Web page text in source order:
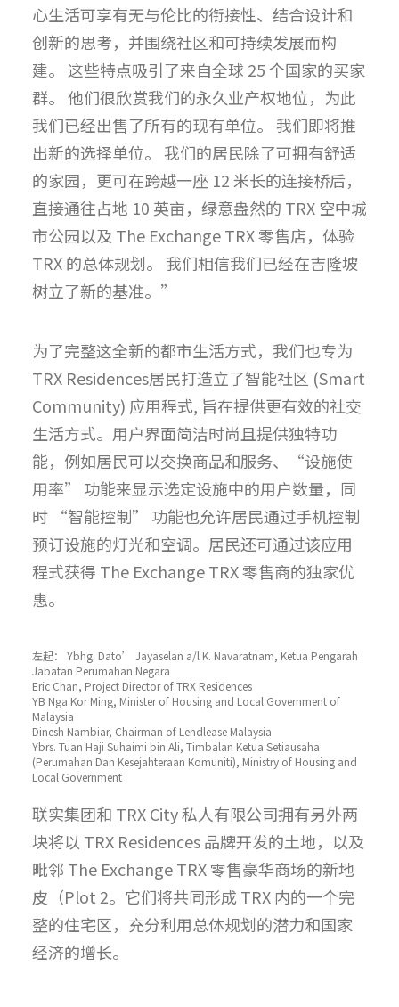
心生活可享有无与伦比的衔接性、结合设计和
创新的思考，并围绕社区和可持续发展而构
建。 这些特点吸引了来自全球 25个国家的买家
群。 他们很欣赏我们的永久业产权地位，为此
我们已经出售了所有的现有单位。
我们即将推
出新的选择单位。
我们的居民除了可拥有舒适
的家园，更可在跨越一座 12米长的连接桥后，
直接通往占地 10 英亩，绿意盎然的 TRX 空中城
市公园以及 The Exchange TRX零售店，体验
TRX 的总体规划。
我们相信我们已经在吉隆坡
树立了新的基准。 ”
为了完整这全新的都市生活方式，我们也专为
TRX Residences居民打造立了智能社区 (Smart
Community) 应用程式, 旨在提供更有效的社交
生活方式。用户界面简洁时尚且提供独特功
能，例如居民可以交换商品和服务、“设施使
用率” 功能来显示选定设施中的用户数量，同
时 “智能控制” 功能也允许居民通过手机控制
预订设施的灯光和空调。居民还可通过该应用
程式获得 The Exchange TRX 零售商的独家优
惠。
左起： Ybhg. Dato’ Jayaselan a/l K. Navaratnam, Ketua Pengarah
Jabatan Perumahan Negara
Eric Chan, Project Director of TRX Residences
YB Nga Kor Ming, Minister of Housing and Local Government of
Malaysia
Dinesh Nambiar, Chairman of Lendlease Malaysia
Ybrs. Tuan Haji Suhaimi bin Ali, Timbalan Ketua Setiausaha
(Perumahan Dan Kesejahteraan Komuniti), Ministry of Housing and
Local Government
联实集团和 TRX City 私人有限公司拥有另外两
块将以 TRX Residences 品牌开发的土地，以及
毗邻 The Exchange TRX 零售豪华商场的新地
皮（Plot 2。它们将共同形成 TRX 内的一个完
整的住宅区，充分利用总体规划的潜力和国家
经济的增长。